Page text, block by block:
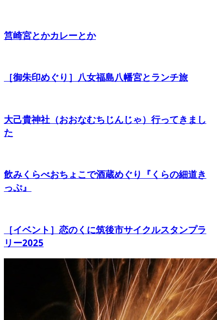
筥崎宮とかカレーとか
［御朱印めぐり］八女福島八幡宮とランチ旅
大己貴神社（おおなむちじんじゃ）行ってきまし
た
飲みくらべおちょこで酒蔵めぐり『くらの細道き
っぷ』
［イベント］恋のくに筑後市サイクルスタンプラ
リー2025